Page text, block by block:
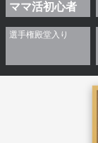
ママ活初心者